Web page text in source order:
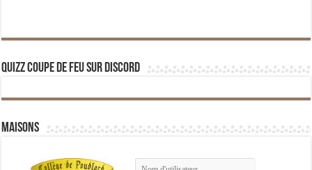
Quizz Coupe de Feu sur Discord
Maisons